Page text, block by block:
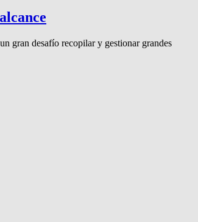
gran desafío recopilar y gestionar grandes